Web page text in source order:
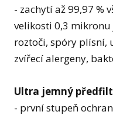
- zachytí až 99,97 %
velikosti 0,3
roztoči, spóry plísní,
zvířecí alergeny,
Ultra jemný
- první stupeň